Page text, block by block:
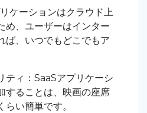
ケーションはクラウド上
め、ユーザーはインター
ば、いつでもどこでもア
ティ：SaaSアプリケーシ
することは、映画の座席
い簡単です。